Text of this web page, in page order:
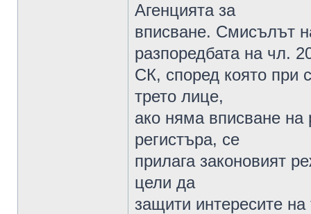
Агенцията за
вписване. Смисълът
разпоредбата на чл.
СК, според която при
трето лице,
ако няма вписване
регистъра, се
прилага законовият
цели да
защити интересите на